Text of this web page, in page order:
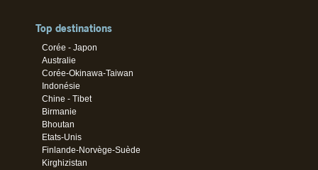
Top destinations
Corée - Japon
Australie
Corée-Okinawa-Taiwan
Indonésie
Chine - Tibet
Birmanie
Bhoutan
Etats-Unis
Finlande-Norvège-Suède
Kirghizistan